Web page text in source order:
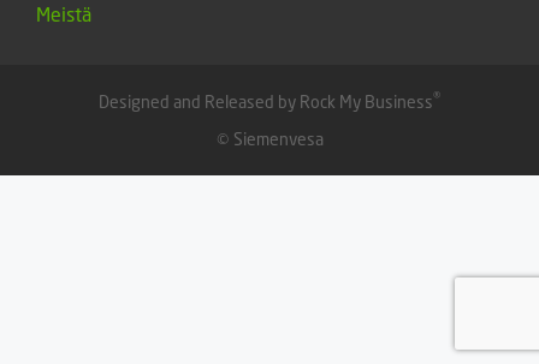
Meistä
Designed and Released by Rock My Business®
© Siemenvesa